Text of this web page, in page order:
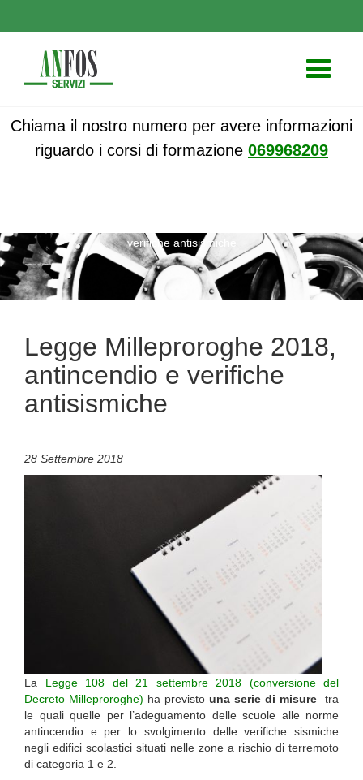
Toggle
Chiama il nostro numero per avere informazioni
riguardo i corsi di formazione 069968209
verifiche antisismiche
Legge Milleproroghe 2018,
antincendio e verifiche
antisismiche
28 Settembre 2018
La Legge 108 del 21 settembre 2018 (conversione del
Decreto Milleproroghe) ha previsto una serie di misure tra
le quali quelle per l’adeguamento delle scuole alle norme
antincendio e per lo svolgimento delle verifiche sismiche
negli edifici scolastici situati nelle zone a rischio di terremoto
di categoria 1 e 2.